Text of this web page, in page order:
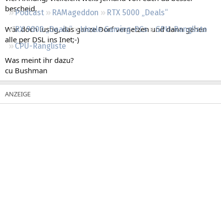
Podcast RAMageddon
RTX 5000 „Deals“
RX 9000 „Deals“
Ideale Gaming-PCs
GPU-Rangliste
CPU-Rangliste
bescheid.
Wär doch lustig, das ganze Dorf vernetzen und dann gehen
alle per DSL ins Inet;-)
Was meint ihr dazu?
cu Bushman